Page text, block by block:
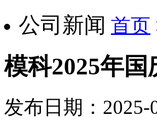
公司新闻 首页
模科2025年
发布日期：